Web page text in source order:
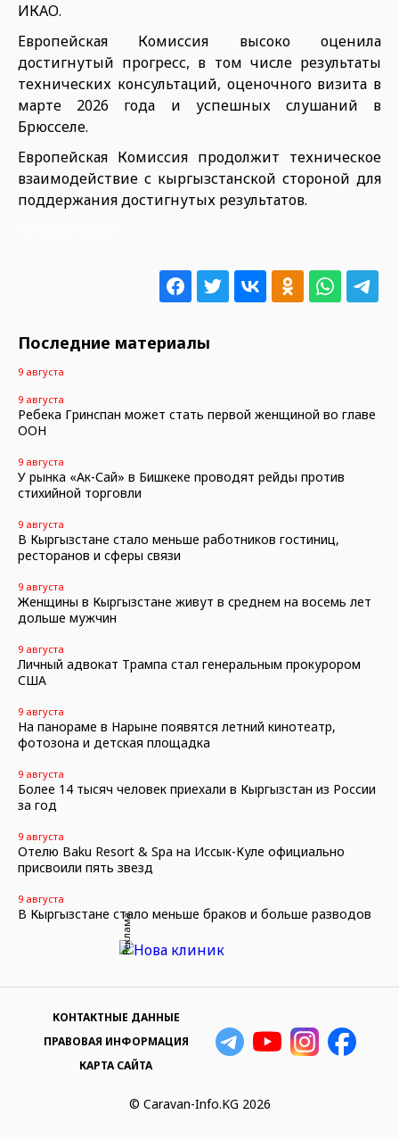
ИКАО.
Европейская Комиссия высоко оценила
достигнутый прогресс, в том числе результаты
технических консультаций, оценочного визита в
марте 2026 года и успешных слушаний в
Брюсселе.
Европейская Комиссия продолжит техническое
взаимодействие с кыргызстанской стороной для
поддержания достигнутых результатов.
Последние материалы
9 августа
9 августа
Ребека Гринспан может стать первой женщиной во главе
ООН
9 августа
У рынка «Ак-Сай» в Бишкеке проводят рейды против
стихийной торговли
9 августа
В Кыргызстане стало меньше работников гостиниц,
ресторанов и сферы связи
9 августа
Женщины в Кыргызстане живут в среднем на восемь лет
дольше мужчин
9 августа
Личный адвокат Трампа стал генеральным прокурором
США
9 августа
На панораме в Нарыне появятся летний кинотеатр,
фотозона и детская площадка
9 августа
Более 14 тысяч человек приехали в Кыргызстан из России
за год
9 августа
Отелю Baku Resort & Spa на Иссык-Куле официально
присвоили пять звезд
9 августа
В Кыргызстане стало меньше браков и больше разводов
Реклама
© Caravan-Info.KG 2026
КОНТАКТНЫЕ ДАННЫЕ
ПРАВОВАЯ ИНФОРМАЦИЯ
КАРТА САЙТА